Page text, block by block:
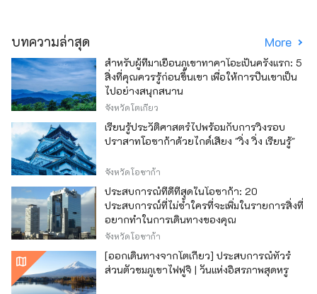
บทความล่าสุด More
สำหรับผู้ที่มาเยือนภูเขาทาคาโอะเป็นครั้งแรก: 5
สิ่งที่คุณควรรู้ก่อนขึ้นเขา เพื่อให้การปีนเขาเป็น
ไปอย่างสนุกสนาน
จังหวัดโตเกียว
เรียนรู้ประวัติศาสตร์ไปพร้อมกับการวิ่งรอบ
ปราสาทโอซาก้าด้วยไกด์เสียง "วิ่ง วิ่ง เรียนรู้"
จังหวัดโอซาก้า
ประสบการณ์ที่ดีที่สุดในโอซาก้า: 20
ประสบการณ์ที่ไม่ซ้ำใครที่จะเพิ่มในรายการสิ่งที่
อยากทำในการเดินทางของคุณ
จังหวัดโอซาก้า
[ออกเดินทางจากโตเกียว] ประสบการณ์ทัวร์
ส่วนตัวชมภูเขาไฟฟูจิ | วันแห่งอิสรภาพสุดหรู